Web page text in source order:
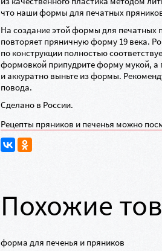
что наши формы для печатных
На создание этой формы для печатных
повторяет пряничную форму 19 века.
по конструкции полностью
формовкой припудрите форму мукой, а
и аккуратно выньте из формы.
повода.
Сделано в России.
Рецепты пряников и печенья можно
Похожие
форма для печенья и пряников